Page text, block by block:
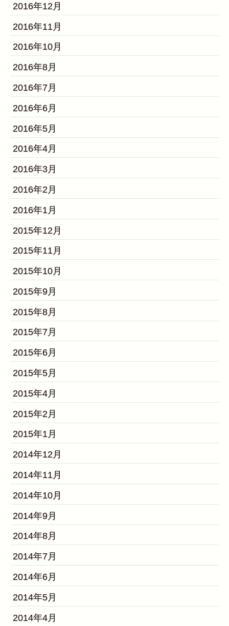
2016年12月
2016年11月
2016年10月
2016年8月
2016年7月
2016年6月
2016年5月
2016年4月
2016年3月
2016年2月
2016年1月
2015年12月
2015年11月
2015年10月
2015年9月
2015年8月
2015年7月
2015年6月
2015年5月
2015年4月
2015年2月
2015年1月
2014年12月
2014年11月
2014年10月
2014年9月
2014年8月
2014年7月
2014年6月
2014年5月
2014年4月